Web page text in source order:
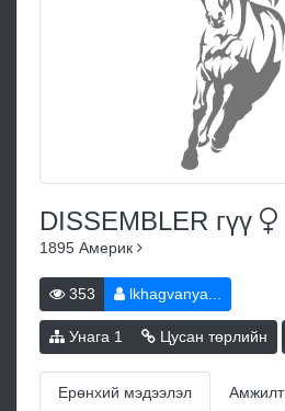
DISSEMBLER гүү
1895 Америк
353 lkhagvanya...
Унага 1 Цусан төрлийн
Ерөнхий мэдээлэл Амжилт